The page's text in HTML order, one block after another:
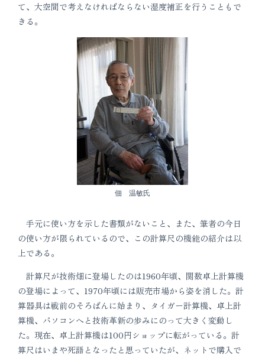
て、大空間で考えなければならない湿度補正を行うこともで
きる。
佃 温敏氏
手元に使い方を示した書類がないこと、また、筆者の今日
の使い方が限られているので、この計算尺の機能の紹介は以
上である。
計算尺が技術畑に登場したのは1960年頃、関数卓上計算機
の登場によって、1970年頃には販売市場から姿を消した。計
算器具は戦前のそろばんに始まり、タイガー計算機、卓上計
算機、パソコンへと技術革新の歩みにのって大きく変動し
た。現在、卓上計算機は100円ショップに転がっている。計
算尺はいまや死語となったと思っていたが、ネットで購入で